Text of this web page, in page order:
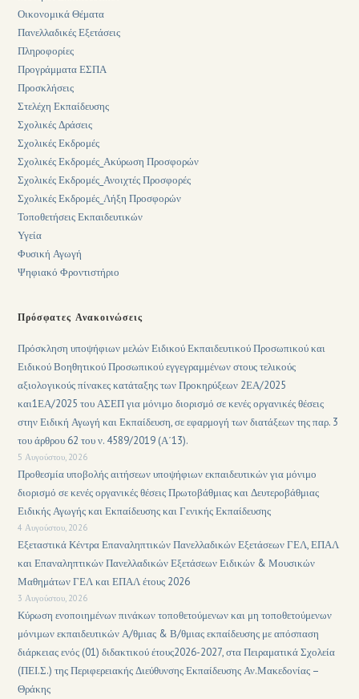
Οικονομικά Θέματα
Πανελλαδικές Εξετάσεις
Πληροφορίες
Προγράμματα ΕΣΠΑ
Προσκλήσεις
Στελέχη Εκπαίδευσης
Σχολικές Δράσεις
Σχολικές Εκδρομές
Σχολικές Εκδρομές_Ακύρωση Προσφορών
Σχολικές Εκδρομές_Ανοιχτές Προσφορές
Σχολικές Εκδρομές_Λήξη Προσφορών
Τοποθετήσεις Εκπαιδευτικών
Υγεία
Φυσική Αγωγή
Ψηφιακό Φροντιστήριο
Πρόσφατες Ανακοινώσεις
Πρόσκληση υποψήφιων μελών Ειδικού Εκπαιδευτικού Προσωπικού και
Ειδικού Βοηθητικού Προσωπικού εγγεγραμμένων στους τελικούς
αξιολογικούς πίνακες κατάταξης των Προκηρύξεων 2ΕΑ/2025
και1ΕΑ/2025 του ΑΣΕΠ για μόνιμο διορισμό σε κενές οργανικές θέσεις
στην Ειδική Αγωγή και Εκπαίδευση, σε εφαρμογή των διατάξεων της παρ. 3
του άρθρου 62 του ν. 4589/2019 (Α΄13).
5 Αυγούστου, 2026
Προθεσμία υποβολής αιτήσεων υποψήφιων εκπαιδευτικών για μόνιμο
διορισμό σε κενές οργανικές θέσεις Πρωτοβάθμιας και Δευτεροβάθμιας
Ειδικής Αγωγής και Εκπαίδευσης και Γενικής Εκπαίδευσης
4 Αυγούστου, 2026
Εξεταστικά Κέντρα Επαναληπτικών Πανελλαδικών Εξετάσεων ΓΕΛ, ΕΠΑΛ
και Επαναληπτικών Πανελλαδικών Εξετάσεων Ειδικών & Μουσικών
Μαθημάτων ΓΕΛ και ΕΠΑΛ έτους 2026
3 Αυγούστου, 2026
Κύρωση ενοποιημένων πινάκων τοποθετούμενων και μη τοποθετούμενων
μόνιμων εκπαιδευτικών Α/θμιας & Β/θμιας εκπαίδευσης με απόσπαση
διάρκειας ενός (01) διδακτικού έτους2026-2027, στα Πειραματικά Σχολεία
(ΠΕΙ.Σ.) της Περιφερειακής Διεύθυνσης Εκπαίδευσης Αν.Μακεδονίας –
Θράκης